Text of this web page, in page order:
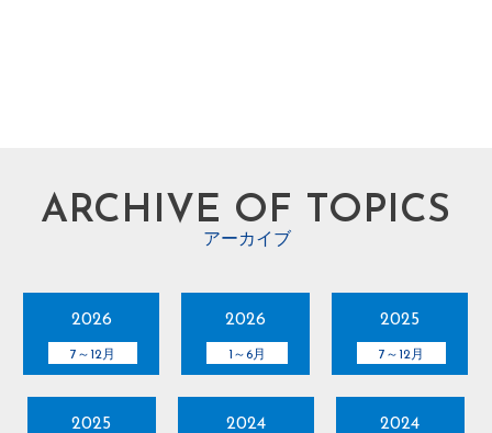
ARCHIVE OF TOPICS
アーカイブ
2026
7～12月
2026
1～6月
2025
7～12月
2025 2024 2024